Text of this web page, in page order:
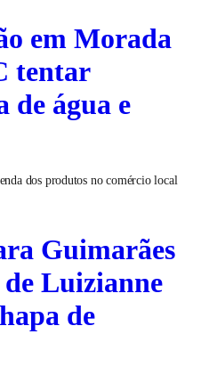
em Morada
tentar
de água e
dos produtos no comércio local
Guimarães
Luizianne
de